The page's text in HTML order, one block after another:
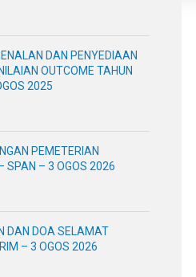
DAN PENYEDIAAN
OUTCOME TAHUN
2025
PEMETERIAN
SPAN – 3 OGOS 2026
DAN DOA SELAMAT
– 3 OGOS 2026